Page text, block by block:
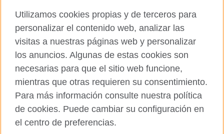
British Council global
Políticas de privacidad y condiciones de uso
Utilizamos cookies propias y de terceros para
personalizar el contenido web, analizar las
visitas a nuestras páginas web y personalizar
los anuncios. Algunas de estas cookies son
necesarias para que el sitio web funcione,
mientras que otras requieren su consentimiento.
Para más información consulte nuestra política
de cookies. Puede cambiar su configuración en
el centro de preferencias.